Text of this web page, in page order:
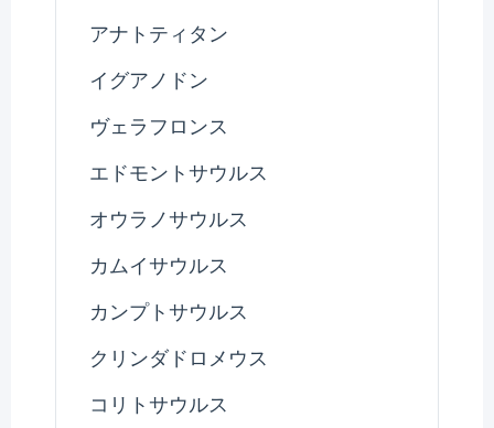
アナトティタン
イグアノドン
ヴェラフロンス
エドモントサウルス
オウラノサウルス
カムイサウルス
カンプトサウルス
クリンダドロメウス
コリトサウルス